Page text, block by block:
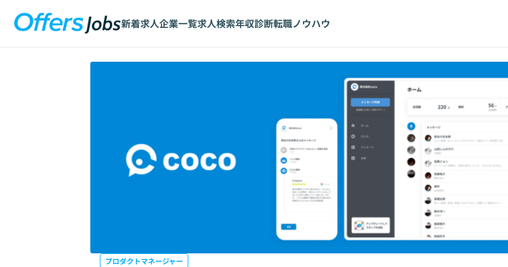
新着求人企業一覧求人検索年収診断転職ノウハウ
プロダクトマネージャー